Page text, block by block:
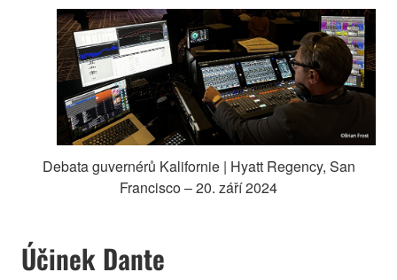
Debata guvernérů Kalifornie | Hyatt Regency, San
Francisco – 20. září 2024
Účinek Dante